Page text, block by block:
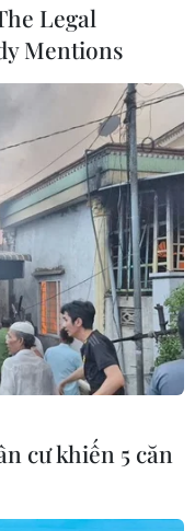
đối với cựu
triển
vi phạm nghiêm
khiết trong thời gian
Tân của Ngân
Legal
Mentions
cư khiến 5 căn